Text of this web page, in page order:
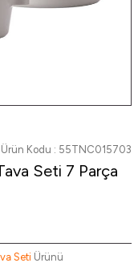
Ürün Kodu : 55TNC015703
Seti 7 Parça
Seti Ürünü